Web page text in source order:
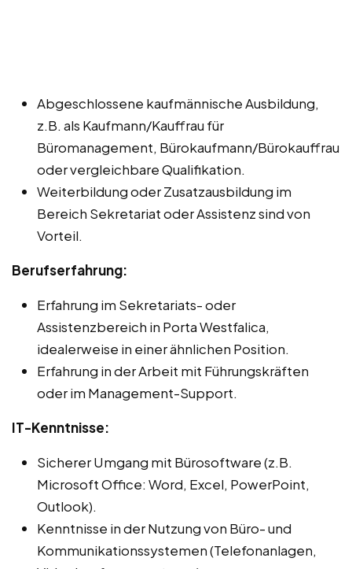
Abgeschlossene kaufmännische Ausbildung,
z.B. als Kaufmann/Kauffrau für
Büromanagement, Bürokaufmann/Bürokauffrau
oder vergleichbare Qualifikation.
Weiterbildung oder Zusatzausbildung im
Bereich Sekretariat oder Assistenz sind von
Vorteil.
Berufserfahrung:
Erfahrung im Sekretariats- oder
Assistenzbereich in Porta Westfalica,
idealerweise in einer ähnlichen Position.
Erfahrung in der Arbeit mit Führungskräften
oder im Management-Support.
IT-Kenntnisse:
Sicherer Umgang mit Bürosoftware (z.B.
Microsoft Office: Word, Excel, PowerPoint,
Outlook).
Kenntnisse in der Nutzung von Büro- und
Kommunikationssystemen (Telefonanlagen,